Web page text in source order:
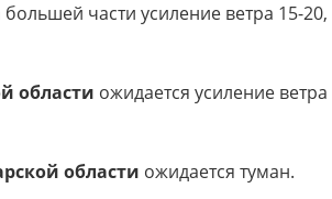
части усиление ветра 15-20,
области ожидается усиление ветра
области ожидается туман.